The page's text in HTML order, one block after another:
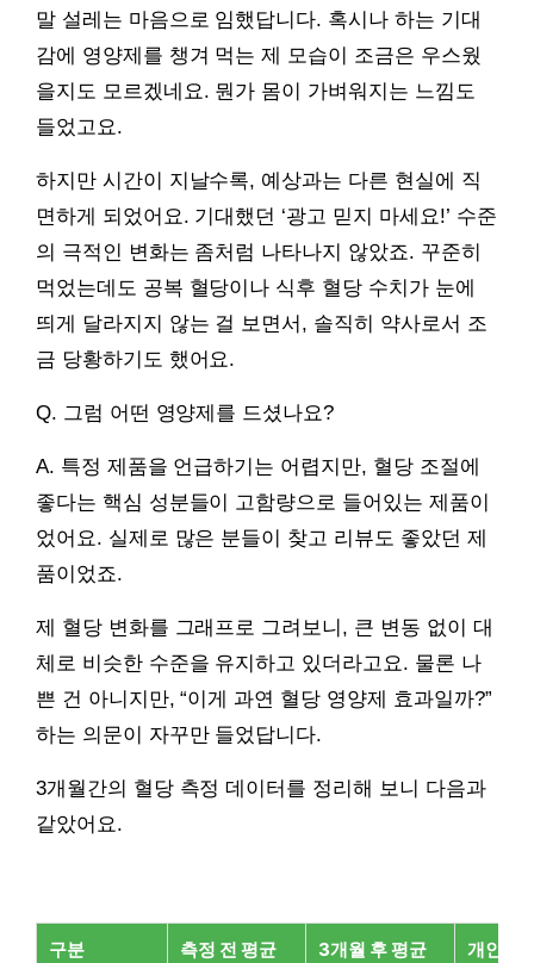
말 설레는 마음으로 임했답니다. 혹시나 하는 기대
감에 영양제를 챙겨 먹는 제 모습이 조금은 우스웠
을지도 모르겠네요. 뭔가 몸이 가벼워지는 느낌도
들었고요.
하지만 시간이 지날수록, 예상과는 다른 현실에 직
면하게 되었어요. 기대했던 ‘광고 믿지 마세요!’ 수준
의 극적인 변화는 좀처럼 나타나지 않았죠. 꾸준히
먹었는데도 공복 혈당이나 식후 혈당 수치가 눈에
띄게 달라지지 않는 걸 보면서, 솔직히 약사로서 조
금 당황하기도 했어요.
Q. 그럼 어떤 영양제를 드셨나요?
A. 특정 제품을 언급하기는 어렵지만, 혈당 조절에
좋다는 핵심 성분들이 고함량으로 들어있는 제품이
었어요. 실제로 많은 분들이 찾고 리뷰도 좋았던 제
품이었죠.
제 혈당 변화를 그래프로 그려보니, 큰 변동 없이 대
체로 비슷한 수준을 유지하고 있더라고요. 물론 나
쁜 건 아니지만, “이게 과연 혈당 영양제 효과일까?”
하는 의문이 자꾸만 들었답니다.
3개월간의 혈당 측정 데이터를 정리해 보니 다음과
같았어요.
구분
측정 전 평균
3개월 후 평균
개인적